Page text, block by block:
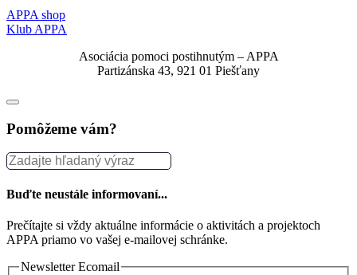
APPA shop
Klub APPA
Asociácia pomoci postihnutým – APPA
Partizánska 43, 921 01 Piešťany
Pomôžeme vám?
Buďte neustále informovaní...
Prečítajte si vždy aktuálne informácie o aktivitách a projektoch
APPA priamo vo vašej e-mailovej schránke.
Newsletter Ecomail